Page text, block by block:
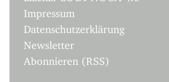
Impressum
Datenschutzerklärung
Newsletter
Abonnieren (RSS)